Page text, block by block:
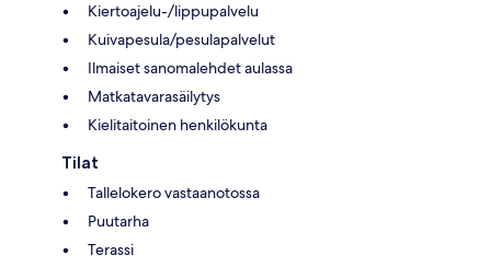
Kiertoajelu-/lippupalvelu
Kuivapesula/pesulapalvelut
Ilmaiset sanomalehdet aulassa
Matkatavarasäilytys
Kielitaitoinen henkilökunta
Tilat
Tallelokero vastaanotossa
Puutarha
Terassi